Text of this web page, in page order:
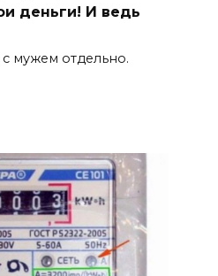
деньги! И ведь
мужем отдельно.